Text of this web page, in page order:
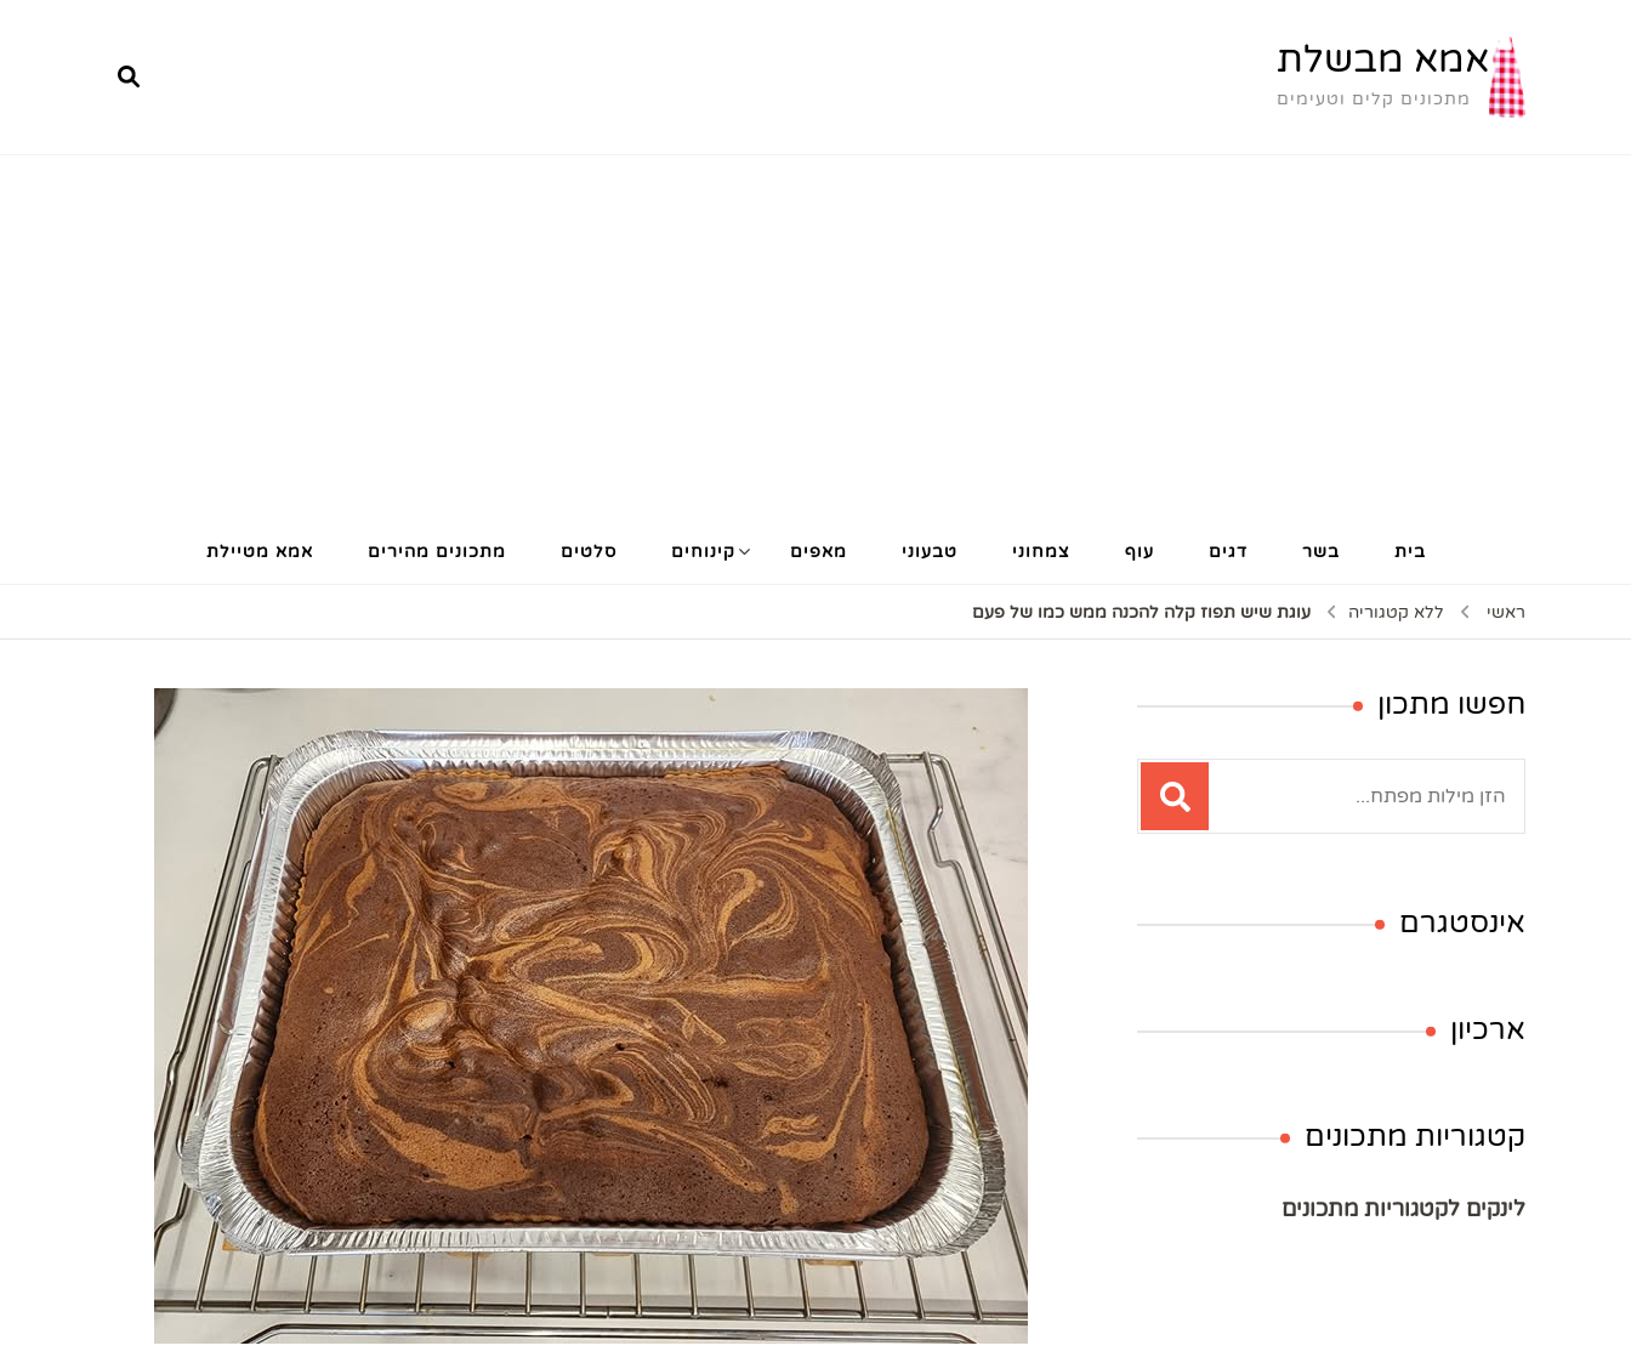
אמא מבשלת
מתכונים קלים וטעימים
בית בשר דגים עוף צמחוני טבעוני מאפים קינוחים סלטים מתכונים מהירים אמא מטיילת
ראשי ללא קטגוריה עוגת שיש תפוז קלה להכנה ממש כמו של פעם
חפשו מתכון
אינסטגרם
ארכיון
קטגוריות מתכונים
לינקים לקטגוריות מתכונים